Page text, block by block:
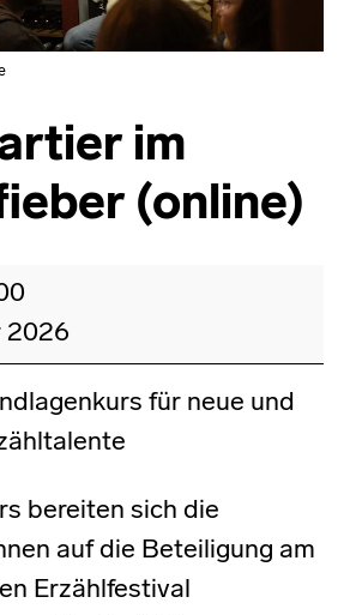
im
(online)
2026
für neue und
bereiten sich die
auf die Beteiligung am
Erzählfestival